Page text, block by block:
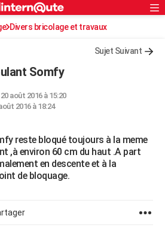
Rechercher
S'inscrire
Connexion
Divers bricolage et travaux
Sujet Suivant
Somfy
août 2016 à 15:20
2016 à 18:24
reste bloqué toujours à la meme
,à environ 60 cm du haut .A part
en descente et à la
de bloquage.